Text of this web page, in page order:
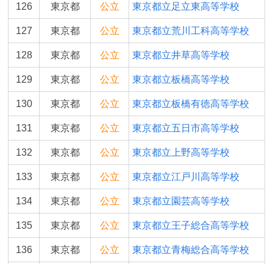
126 東京都 公立 東京都立足立東高等学校
127 東京都 公立 東京都立荒川工科高等学校
128 東京都 公立 東京都立井草高等学校
129 東京都 公立 東京都立板橋高等学校
130 東京都 公立 東京都立板橋有徳高等学校
131 東京都 公立 東京都立五日市高等学校
132 東京都 公立 東京都立上野高等学校
133 東京都 公立 東京都立江戸川高等学校
134 東京都 公立 東京都立園芸高等学校
135 東京都 公立 東京都立王子総合高等学校
136 東京都 公立 東京都立青梅総合高等学校